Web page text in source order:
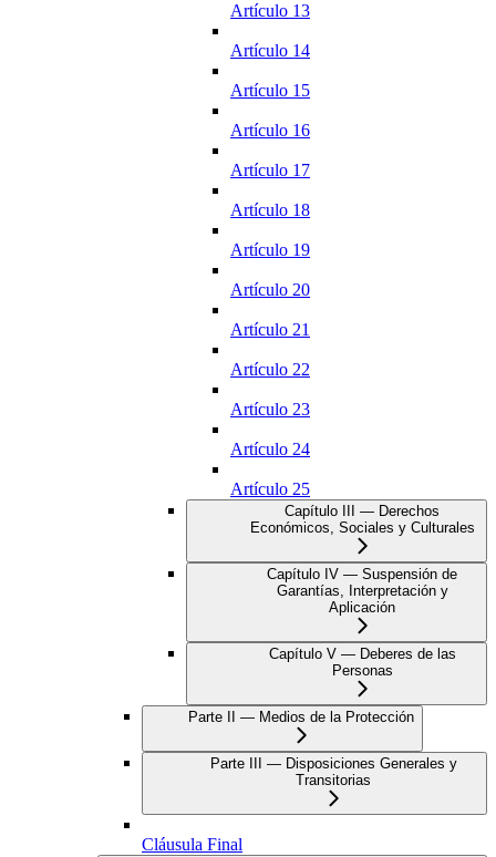
Artículo 13
Artículo 14
Artículo 15
Artículo 16
Artículo 17
Artículo 18
Artículo 19
Artículo 20
Artículo 21
Artículo 22
Artículo 23
Artículo 24
Artículo 25
Capítulo III — Derechos
Económicos, Sociales y Culturales
Capítulo IV — Suspensión de
Garantías, Interpretación y
Aplicación
Capítulo V — Deberes de las
Personas
Parte II — Medios de la Protección
Parte III — Disposiciones Generales y
Transitorias
Cláusula Final